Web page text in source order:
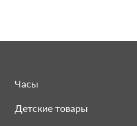
Часы
Детские товары